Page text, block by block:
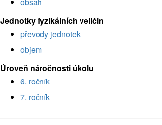
Jednotky fyzikálních veličin
převody jednotek
objem
Úroveň náročnosti úkolu
6. ročník
7. ročník